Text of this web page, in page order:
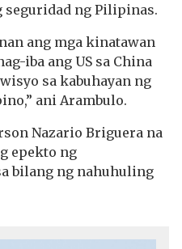
seguridad ng Pilipinas.
ang mga kinatawan
iba ang US sa China
sa kabuhayan ng
ani Arambulo.
Nazario Briguera na
epekto ng
bilang ng nahuhuling